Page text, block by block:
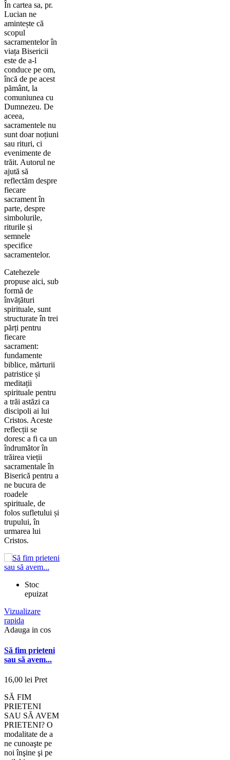
În cartea sa, pr.
Lucian ne
amintește că
scopul
sacramentelor în
viața Bisericii
este de a-l
conduce pe om,
încă de pe acest
pământ, la
comuniunea cu
Dumnezeu. De
aceea,
sacramentele nu
sunt doar noțiuni
sau rituri, ci
evenimente de
trăit. Autorul ne
ajută să
reflectăm despre
fiecare
sacrament în
parte, despre
simbolurile,
riturile și
semnele
specifice
sacramentelor.
Catehezele
propuse aici, sub
formă de
învățături
spirituale, sunt
structurate în trei
părți pentru
fiecare
sacrament:
fundamente
biblice, mărturii
patristice și
meditații
spirituale pentru
a trăi astăzi ca
discipoli ai lui
Cristos. Aceste
reflecții se
doresc a fi ca un
îndrumător în
trăirea vieții
sacramentale în
Biserică pentru a
ne bucura de
roadele
spirituale, de
folos sufletului și
trupului, în
urmarea lui
Cristos.
Stoc
epuizat
Vizualizare
rapida
Adauga in cos
Să fim prieteni
sau să avem...
16,00 lei Pret
SĂ FIM
PRIETENI
SAU SĂ AVEM
PRIETENI? O
modalitate de a
ne cunoaşte pe
noi înşine şi pe